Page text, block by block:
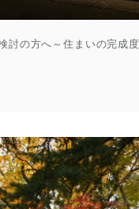
討の方へ～住まいの完成